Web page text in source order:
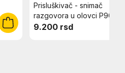
Prisluškivač - snimač
razgovora u olovci P900
9.200 rsd